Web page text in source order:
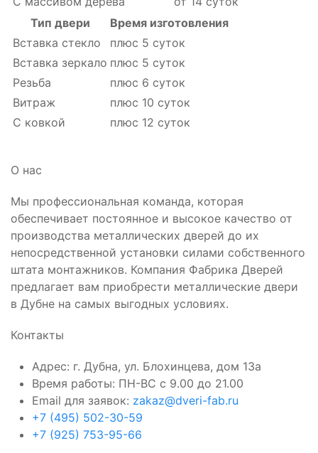
Тип двери
Время изготовления
Вставка стекло
плюс 5 суток
Вставка зеркало плюс 5 суток
Резьба
плюс 6 суток
Витраж
плюс 10 суток
С ковкой
плюс 12 суток
О нас
Мы профессиональная команда, которая
обеспечивает постоянное и высокое качество от
производства металлических дверей до их
непосредственной установки силами собственного
штата монтажников. Компания Фабрика Дверей
предлагает вам приобрести металлические двери
в Дубне на самых выгодных условиях.
Контакты
Адрес: г. Дубна, ул. Блохинцева, дом 13а
Время работы: ПН-ВС с 9.00 до 21.00
Email для заявок: zakaz@dveri-fab.ru
+7 (495) 502-30-59
+7 (925) 753-95-66